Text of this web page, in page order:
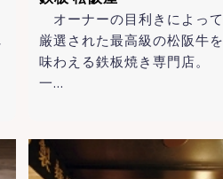
オーナーの目利きによって
厳選された最高級の松阪牛を
味わえる鉄板焼き専門店。
一…